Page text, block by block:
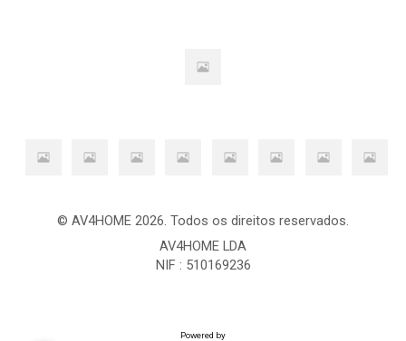
© AV4HOME 2026. Todos os direitos reservados.
AV4HOME LDA
NIF : 510169236
Powered by